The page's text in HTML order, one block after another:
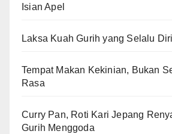
Isian Apel
Laksa Kuah Gurih yang Selalu
Tempat Makan Kekinian, Bukan
Rasa
Curry Pan, Roti Kari Jepang
Gurih Menggoda